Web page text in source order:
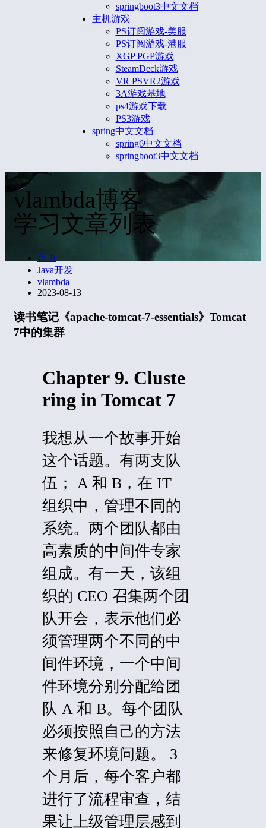
springboot3中文文档
主机游戏
PS订阅游戏-美服
PS订阅游戏-港服
XGP PGP游戏
SteamDeck游戏
VR PSVR2游戏
3A游戏基地
ps4游戏下载
PS3游戏
spring中文文档
spring6中文文档
springboot3中文文档
vlambda博客
学习文章列表
首页
Java开发
vlambda
2023-08-13
读书笔记《apache-tomcat-7-essentials》Tomcat
7中的集群
Chapter 9. Cluste
ring in Tomcat 7
我想从一个故事开始
这个话题。有两支队
伍； A 和 B，在 IT
组织中，管理不同的
系统。两个团队都由
高素质的中间件专家
组成。有一天，该组
织的 CEO 召集两个团
队开会，表示他们必
须管理两个不同的中
间件环境，一个中间
件环境分别分配给团
队 A 和 B。每个团队
必须按照自己的方法
来修复环境问题。 3
个月后，每个客户都
进行了流程审查，结
果让上级管理层感到